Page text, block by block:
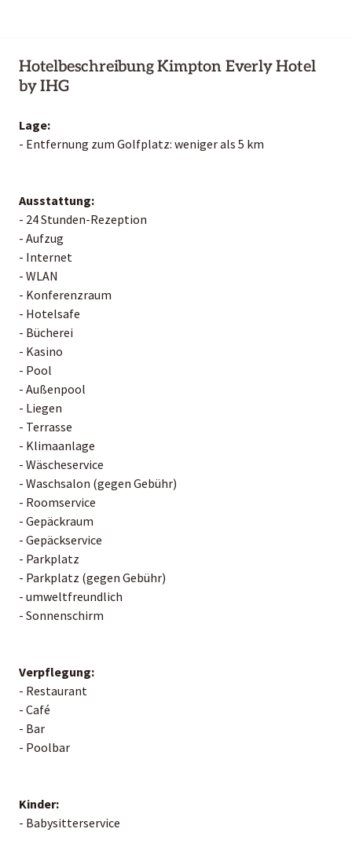
Hotelbeschreibung Kimpton Everly Hotel
by IHG
Lage:
- Entfernung zum Golfplatz: weniger als 5 km
Ausstattung:
- 24 Stunden-Rezeption
- Aufzug
- Internet
- WLAN
- Konferenzraum
- Hotelsafe
- Bücherei
- Kasino
- Pool
- Außenpool
- Liegen
- Terrasse
- Klimaanlage
- Wäscheservice
- Waschsalon (gegen Gebühr)
- Roomservice
- Gepäckraum
- Gepäckservice
- Parkplatz
- Parkplatz (gegen Gebühr)
- umweltfreundlich
- Sonnenschirm
Verpflegung:
- Restaurant
- Café
- Bar
- Poolbar
Kinder:
- Babysitterservice